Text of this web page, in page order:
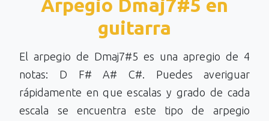
Arpegio Dmaj7#5 en
guitarra
El arpegio de Dmaj7#5 es una apregio de 4
notas: D F# A# C#. Puedes averiguar
rápidamente en que escalas y grado de cada
escala se encuentra este tipo de arpegio